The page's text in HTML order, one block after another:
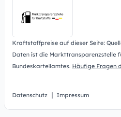
Kraftstoffpreise auf dieser Seite:
Daten ist die Markttransparenzstelle
Bundeskartellamtes. Häufige Fragen
Datenschutz | Impressum